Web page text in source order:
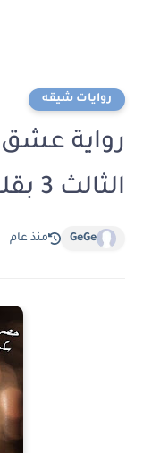
روايات شيقه
رواية عشق
الثالث 3 بقلم اسماء السيد
GeGe منذ عام